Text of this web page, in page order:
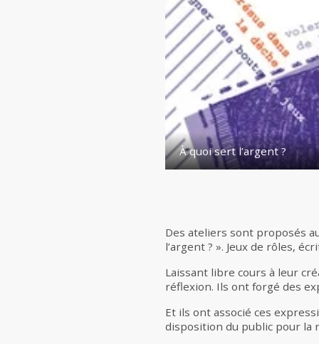
À quoi sert l’argent ?
Des ateliers sont proposés
l’argent ? ». Jeux de rôles,
Laissant libre cours à leur
réflexion. Ils ont forgé des
Et ils ont associé ces
disposition du public pour la